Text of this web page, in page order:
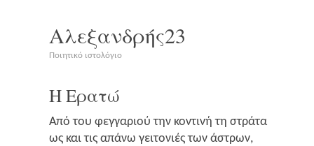
Αλεξανδρής23
Ποιητικό ιστολόγιο
Η Ερατώ
Από του φεγ­γα­ριού την κοντι­νή τη στρά­τα
ως και τις απά­νω γει­το­νιές των άστρων,